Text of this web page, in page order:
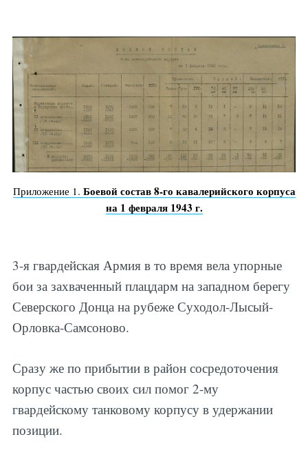
Приложение 1. Боевой состав 8-го кавалерийского корпуса
на 1 февраля 1943 г.
3-я гвардейская Армия в то время вела упорные
бои за захваченный плацдарм на западном берегу
Северского Донца на рубеже Суходол-Лысый-
Орловка-Самсоново.
Сразу же по прибытии в район сосредоточения
корпус частью своих сил помог 2-му
гвардейскому танковому корпусу в удержании
позиции.